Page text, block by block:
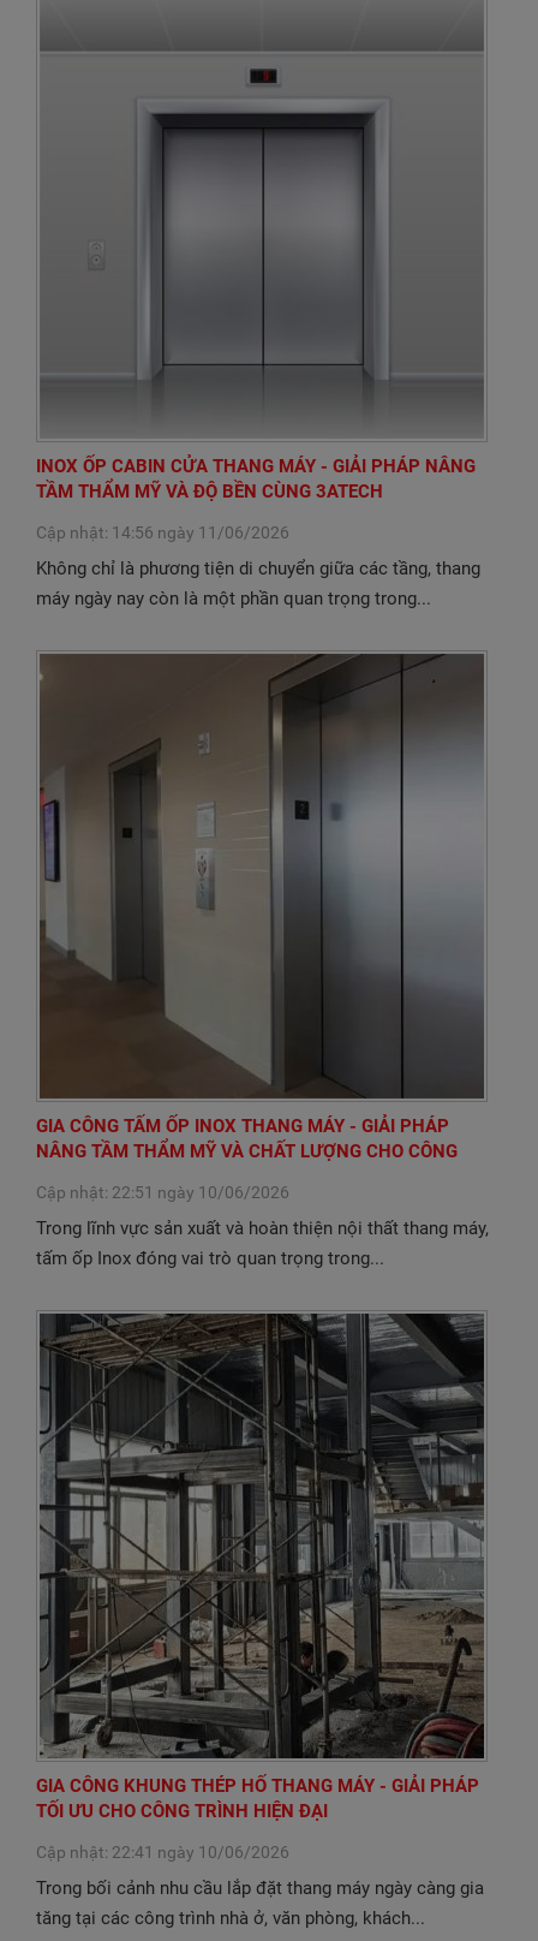
INOX ỐP CABIN CỬA THANG MÁY - GIẢI PHÁP NÂNG
TẦM THẨM MỸ VÀ ĐỘ BỀN CÙNG 3ATECH
Cập nhật: 14:56 ngày 11/06/2026
Không chỉ là phương tiện di chuyển giữa các tầng, thang
máy ngày nay còn là một phần quan trọng trong...
GIA CÔNG TẤM ỐP INOX THANG MÁY - GIẢI PHÁP
NÂNG TẦM THẨM MỸ VÀ CHẤT LƯỢNG CHO CÔNG
Cập nhật: 22:51 ngày 10/06/2026
Trong lĩnh vực sản xuất và hoàn thiện nội thất thang máy,
tấm ốp Inox đóng vai trò quan trọng trong...
GIA CÔNG KHUNG THÉP HỐ THANG MÁY - GIẢI PHÁP
TỐI ƯU CHO CÔNG TRÌNH HIỆN ĐẠI
Cập nhật: 22:41 ngày 10/06/2026
Trong bối cảnh nhu cầu lắp đặt thang máy ngày càng gia
tăng tại các công trình nhà ở, văn phòng, khách...